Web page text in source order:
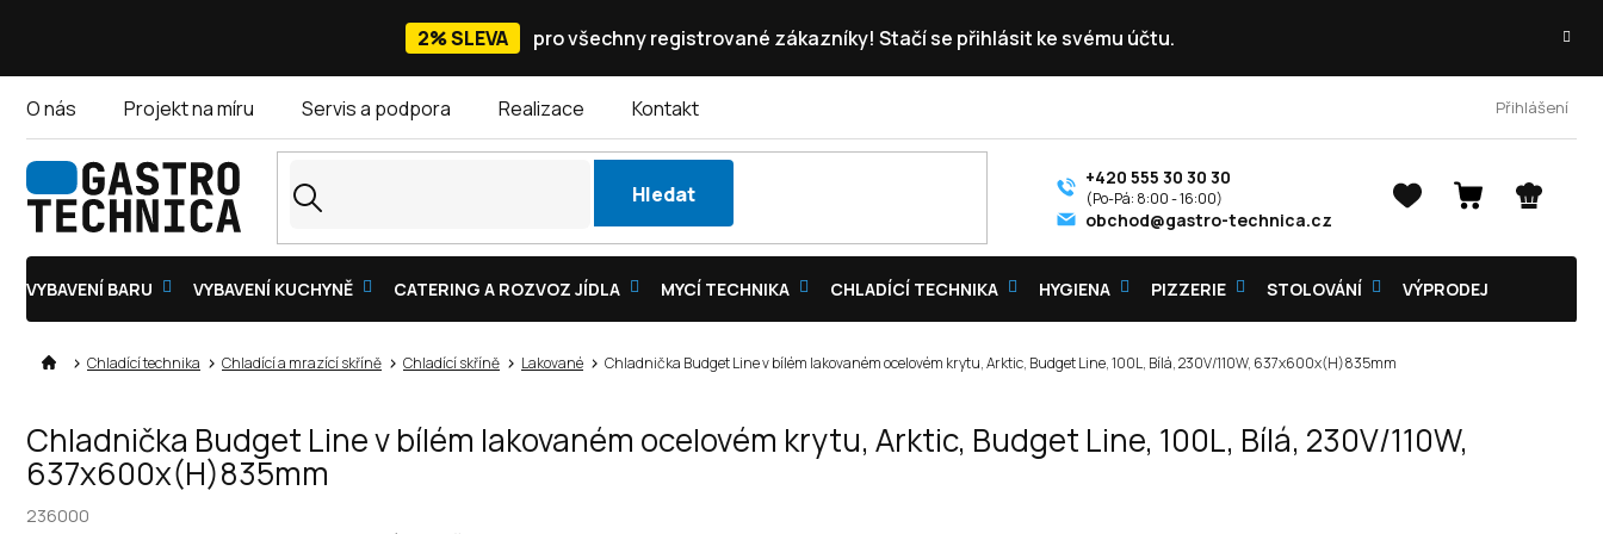
2% SLEVA pro všechny registrované zákazníky! Stačí se přihlásit ke svému účtu.
O nás Projekt na míru Servis a podpora Realizace Kontakt Přihlášení
Hledat
NÁKUPNÍ
+420 555 30 30 30
obchod@gastro-technica.cz
VYBAVENÍ BARU VYBAVENÍ KUCHYNĚ CATERING A ROZVOZ JÍDLA MYCÍ TECHNIKA CHLADÍCÍ TECHNIKA HYGIENA PIZZERIE STOLOVÁNÍ VÝPRODEJ
Chladící technika Chladící a mrazící skříně Chladící skříně Lakované Chladnička Budget Line v bílém lakovaném ocelovém krytu, Arktic, Budget Line, 100L, Bílá, 230V/110W, 637x600x(H)835mm
Chladnička Budget Line v bílém lakovaném ocelovém krytu, Arktic, Budget Line, 100L, Bílá, 230V/110W,
637x600x(H)835mm
236000